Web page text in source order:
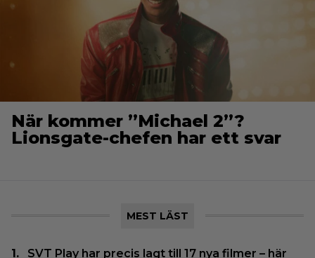
När kommer ”Michael 2”?
Lionsgate-chefen har ett svar
MEST LÄST
SVT Play har precis lagt till 17 nya filmer – här